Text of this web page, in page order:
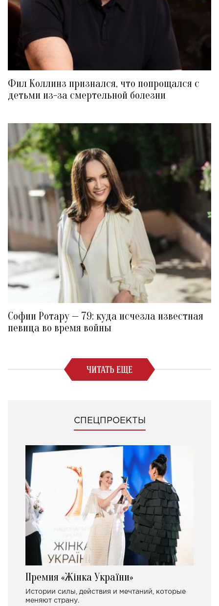
Фил Коллинз признался, что попрощался с
детьми из-за смертельной болезни
Софии Ротару — 79: куда исчезла известная
певица во время войны
ЧИТАТЬ ЕЩЕ
СПЕЦПРОЕКТЫ
Премия «Жінка України»
Истории силы, действия и мечтаний, которые
меняют страну.